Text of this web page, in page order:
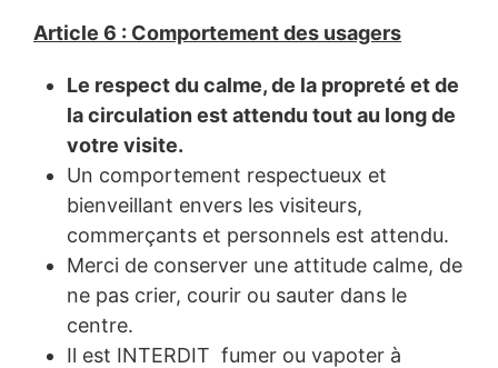
Article 6 : Comportement des usagers
Le respect du calme, de la propreté et de
la circulation est attendu tout au long de
votre visite.
Un comportement respectueux et
bienveillant envers les visiteurs,
commerçants et personnels est attendu.
Merci de conserver une attitude calme, de
ne pas crier, courir ou sauter dans le
centre.
Il est INTERDIT fumer ou vapoter à